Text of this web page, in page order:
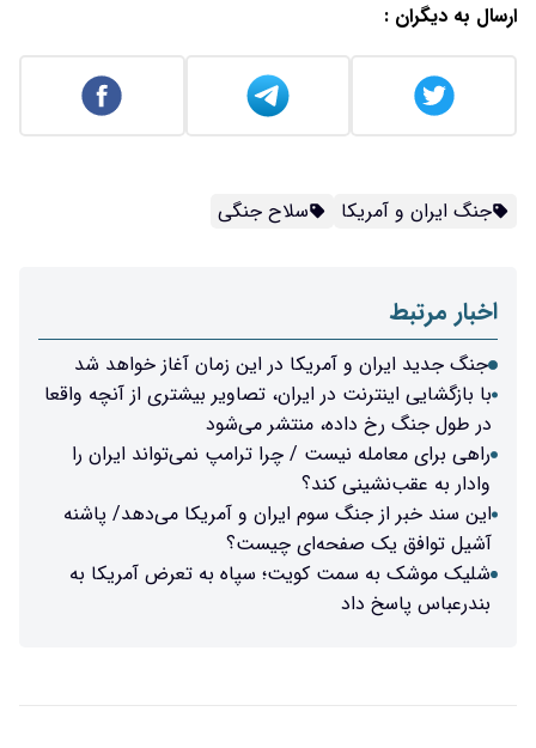
ارسال به دیگران :
جنگ ایران و آمریکا سلاح جنگی
اخبار مرتبط
جنگ جدید ایران و آمریکا در این زمان آغاز خواهد شد
با بازگشایی اینترنت در ایران، تصاویر بیشتری از آنچه واقعا
در طول جنگ رخ داده، منتشر می‌شود
راهی برای معامله نیست / چرا ترامپ نمی‌تواند ایران را
وادار به عقب‌نشینی کند؟
این سند خبر از جنگ سوم ایران و آمریکا می‌دهد/ پاشنه
آشیل توافق یک صفحه‌ای چیست؟
شلیک موشک به سمت کویت؛ سپاه به تعرض آمریکا به
بندرعباس پاسخ داد